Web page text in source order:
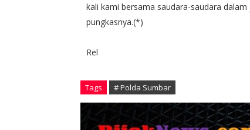
kali kami bersama saudara-saudara
pungkasnya.(*)
Rel
Tags # Polda Sumbar